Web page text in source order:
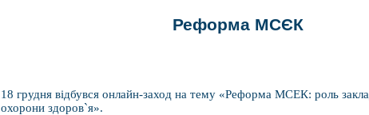
Реформа МСЄК
18 грудня відбувся онлайн-заход на тему «Реформа МСЕК: роль
охорони здоров`я».